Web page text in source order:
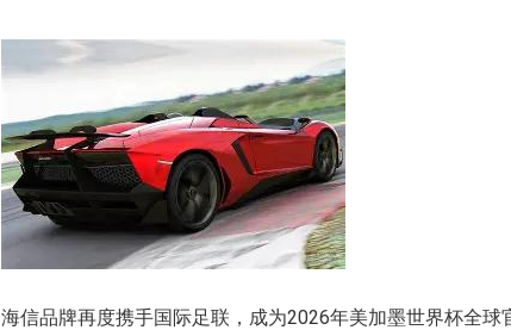
海信品牌再度携手国际足联，成为2026年美加墨世界杯全球